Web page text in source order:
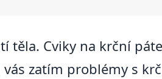
těla. Cviky na krční
zatím problémy s